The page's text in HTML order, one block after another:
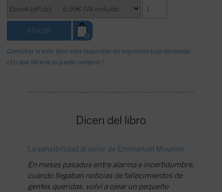
Consultar si este libro está disponible en impresión bajo demanda
¿En qué librería lo puedo comprar?
Dicen del libro
La sensibilidad al dolor de Emmanuel Mounier
En meses pasados entre alarma e incertidumbre,
cuando llegaban noticias de fallecimientos de
gentes queridas, volví a ojear un pequeño